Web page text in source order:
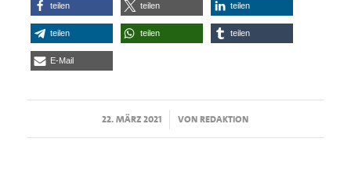
teilen teilen teilen
teilen teilen teilen
E-Mail
22. MÄRZ 2021
/ VONREDAKTION